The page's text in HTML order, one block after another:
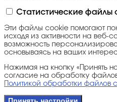
Статистические файлы
Эти файлы cookie помогают
исходя из активности на веб-
возможность
основываясь на ваших
Нажимая на кнопку «Принять
согласие на обработку
Политикой обработки файлов